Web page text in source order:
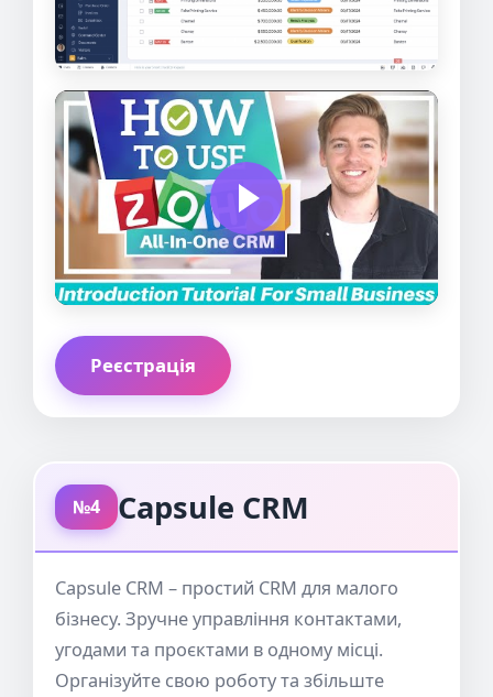
Реєстрація
№4 Capsule CRM
Capsule CRM – простий CRM для малого
бізнесу. Зручне управління контактами,
угодами та проєктами в одному місці.
Організуйте свою роботу та збільште